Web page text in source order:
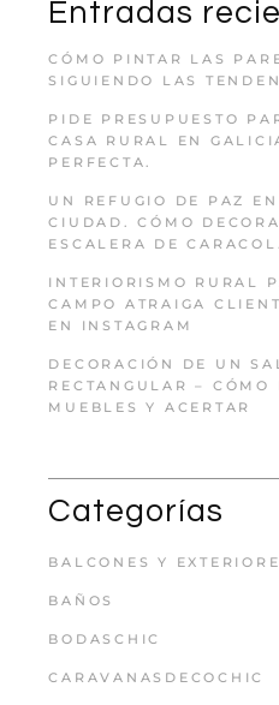
Entradas
CÓMO PINTAR LAS
SIGUIENDO LAS
PIDE PRESUPUESTO
CASA RURAL EN
PERFECTA.
UN REFUGIO DE PAZ
CIUDAD. CÓMO
ESCALERA DE CARACOL.
INTERIORISMO RURAL
CAMPO ATRAIGA
EN INSTAGRAM
DECORACIÓN DE UN
RECTANGULAR – CÓMO
MUEBLES Y ACERTAR
Categorías
BALCONES Y
BAÑOS
BODASCHIC
CARAVANASDECOCHIC